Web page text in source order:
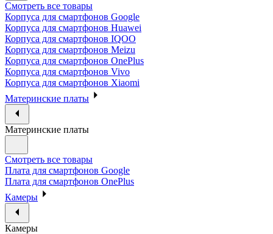
Смотреть все товары
Корпуса для смартфонов Google
Корпуса для смартфонов Huawei
Корпуса для смартфонов IQOO
Корпуса для смартфонов Meizu
Корпуса для смартфонов OnePlus
Корпуса для смартфонов Vivo
Корпуса для смартфонов Xiaomi
Материнские платы
Материнские платы
Смотреть все товары
Плата для смартфонов Google
Плата для смартфонов OnePlus
Камеры
Камеры